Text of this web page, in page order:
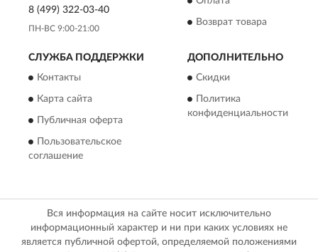
8 (499) 322-03-40
ПН-ВС 9:00-21:00
Возврат товара
СЛУЖБА ПОДДЕРЖКИ
Контакты
Карта сайта
Публичная оферта
Пользовательское
соглашение
ДОПОЛНИТЕЛЬНО
Скидки
Политика
конфиденциальности
Вся информация на сайте носит исключительно
информационный характер и ни при каких условиях не
является публичной офертой, определяемой положениями